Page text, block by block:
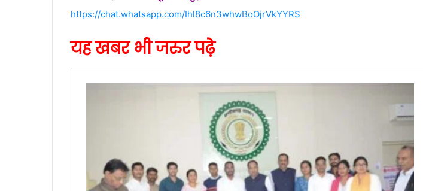
https://chat.whatsapp.com/Ihl8c6n3whwBoOjrVkYYRS
यह खबर भी जरुर पढ़े